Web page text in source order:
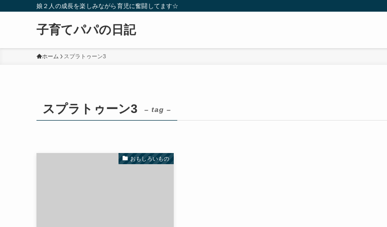
娘２人の成長を楽しみながら育児に奮闘してます☆
子育てパパの日記
ホーム スプラトゥーン3
スプラトゥーン3 – tag –
おもしろいもの